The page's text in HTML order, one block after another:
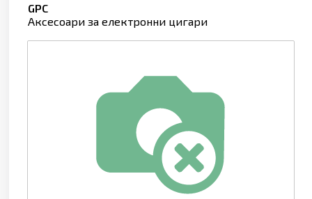
GPC
Аксесоари за електронни цигари